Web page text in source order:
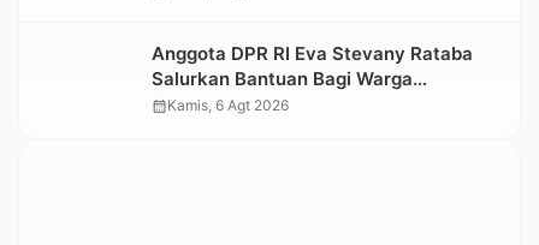
Anggota DPR RI Eva Stevany Rataba
Salurkan Bantuan Bagi Warga
Terdampak Longsor di Buntu Pepasan
calendar_monthKamis, 6 Agt 2026